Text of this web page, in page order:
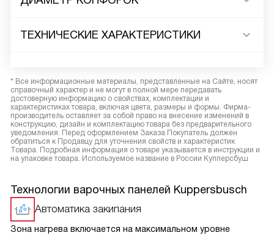
ТЕХНИЧЕСКИЕ ХАРАКТЕРИСТИКИ
* Все информационные материалы, представленные на Сайте, носят
справочный характер и не могут в полной мере передавать
достоверную информацию о свойствах, комплектации и
характеристиках товара, включая цвета, размеры и формы. Фирма-
производитель оставляет за собой право на внесение изменений в
конструкцию, дизайн и комплектацию товара без предварительного
уведомления. Перед оформлением Заказа Покупатель должен
обратиться к Продавцу для уточнения свойств и характеристик
Товара. Подробная информация о товаре указывается в инструкции и
на упаковке товара. Используемое название в России Купперсбуш
Технологии варочных панелей Kuppersbusch
Автоматика закипания
Зона нагрева включается на максимальном уровне